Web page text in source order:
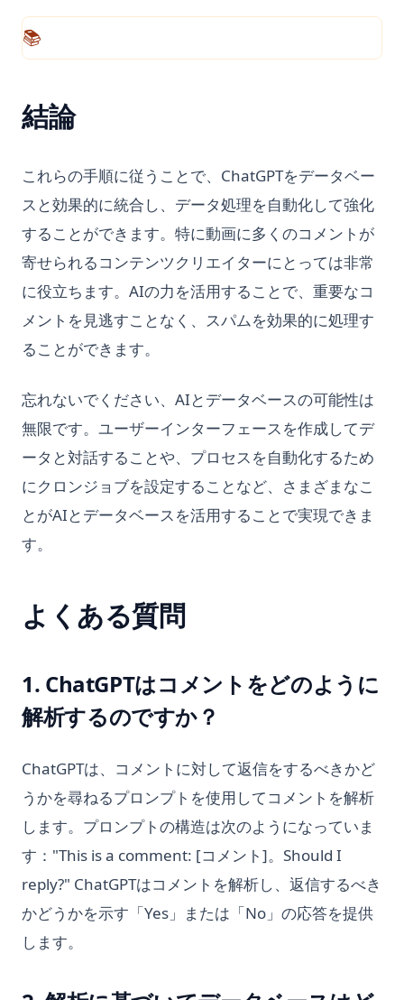
📚
結論
これらの手順に従うことで、ChatGPTをデータベー
スと効果的に統合し、データ処理を自動化して強化
することができます。特に動画に多くのコメントが
寄せられるコンテンツクリエイターにとっては非常
に役立ちます。AIの力を活用することで、重要なコ
メントを見逃すことなく、スパムを効果的に処理す
ることができます。
忘れないでください、AIとデータベースの可能性は
無限です。ユーザーインターフェースを作成してデ
ータと対話することや、プロセスを自動化するため
にクロンジョブを設定することなど、さまざまなこ
とがAIとデータベースを活用することで実現できま
す。
よくある質問
1. ChatGPTはコメントをどのように
解析するのですか？
ChatGPTは、コメントに対して返信をするべきかど
うかを尋ねるプロンプトを使用してコメントを解析
します。プロンプトの構造は次のようになっていま
す："This is a comment: [コメント]。Should I
reply?" ChatGPTはコメントを解析し、返信するべき
かどうかを示す「Yes」または「No」の応答を提供
します。